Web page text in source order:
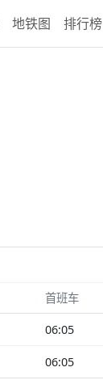
地铁图 排行榜
首班车
06:05
06:05